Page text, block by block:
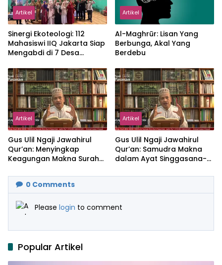
Artikel
‎Sinergi Ekoteologi: 112
Mahasiswi IIQ Jakarta Siap
Mengabdi di 7 Desa
Artikel
Al-Maghrūr: Lisan Yang
Berbunga, Akal Yang
Berdebu
Artikel
Gus Ulil Ngaji Jawahirul
Qur’an: Menyingkap
Keagungan Makna Surah
Artikel
Gus Ulil Ngaji Jawahirul
Qur’an: Samudra Makna
dalam Ayat Singgasana-
0 Comments
Please login to comment
Popular Artikel